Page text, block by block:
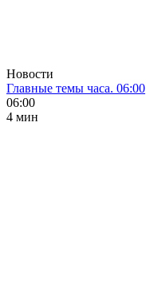
Новости
Главные темы часа. 06:00
06:00
4 мин